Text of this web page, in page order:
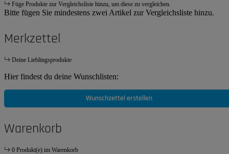
Füge Produkte zur Vergleichsliste hinzu, um diese zu vergleichen.
Bitte fügen Sie mindestens zwei Artikel zur Vergleichsliste hinzu.
Merkzettel
Deine Lieblingsprodukte
Hier findest du deine Wunschlisten:
Wunschzettel erstellen
Warenkorb
0 Produkt(e) im Warenkorb